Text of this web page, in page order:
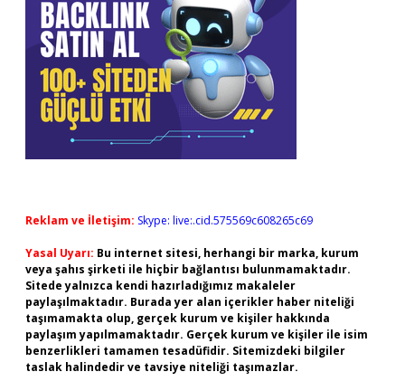
Reklam ve İletişim: Skype: live:.cid.575569c608265c69
Yasal Uyarı: Bu internet sitesi, herhangi bir marka, kurum
veya şahıs şirketi ile hiçbir bağlantısı bulunmamaktadır.
Sitede yalnızca kendi hazırladığımız makaleler
paylaşılmaktadır. Burada yer alan içerikler haber niteliği
taşımamakta olup, gerçek kurum ve kişiler hakkında
paylaşım yapılmamaktadır. Gerçek kurum ve kişiler ile isim
benzerlikleri tamamen tesadüfidir. Sitemizdeki bilgiler
taslak halindedir ve tavsiye niteliği taşımazlar.